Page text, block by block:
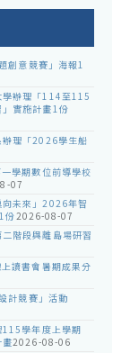
創意競賽」海報1
學辦理「114至115
實施計畫1份
辦理「2026學生船
學期數位前導學校
07
向未來」2026年智
份2026-08-07
階段與離島場研習
讀書會暑期成果分
計競賽」活動
115學年度上學期
畫2026-08-06